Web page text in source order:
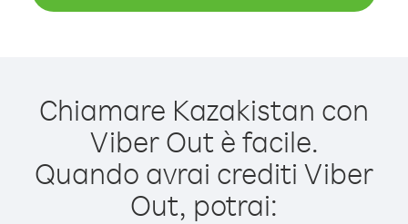
Chiamare Kazakistan con
Viber Out è facile.
Quando avrai crediti Viber
Out, potrai: